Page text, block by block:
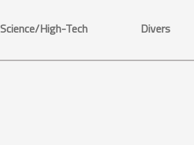
Science/High-Tech Divers